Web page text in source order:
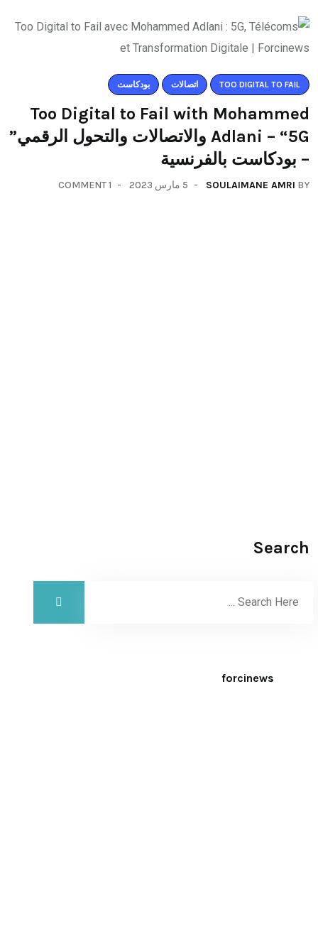
TOO DIGITAL TO FAIL اتصالات بودكاست
Too Digital to Fail with Mohammed
Adlani – “5G والاتصالات والتحول الرقمي”
– بودكاست بالفرنسية
BY
SOULAIMANE AMRI 5 مارس 2023 1 COMMENT
Search
forcinews